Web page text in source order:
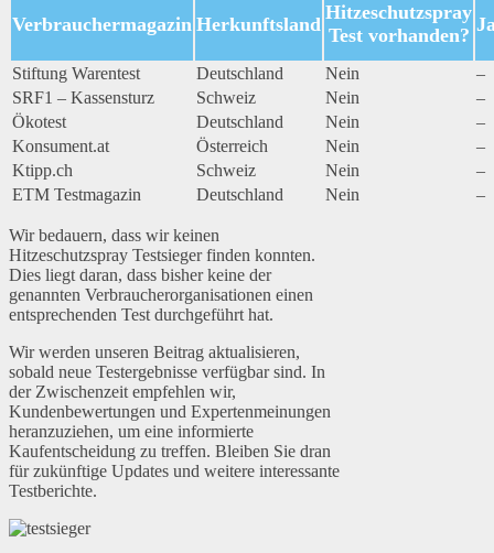
Verbrauchermagazin Herkunftsland
Hitzeschutzspray
Test vorhanden?
Stiftung Warentest Deutschland Nein
–
SRF1 – Kassensturz
Schweiz Nein
–
Ökotest
Deutschland Nein
–
Konsument.at
Österreich Nein
–
Ktipp.ch
Schweiz Nein
–
ETM Testmagazin
Deutschland Nein –
Wir bedauern, dass wir keinen
Hitzeschutzspray Testsieger finden konnten.
Dies liegt daran, dass bisher keine der
genannten Verbraucherorganisationen einen
entsprechenden Test durchgeführt hat.
Wir werden unseren Beitrag aktualisieren,
sobald neue Testergebnisse verfügbar sind. In
der Zwischenzeit empfehlen wir,
Kundenbewertungen und Expertenmeinungen
heranzuziehen, um eine informierte
Kaufentscheidung zu treffen. Bleiben Sie dran
für zukünftige Updates und weitere interessante
Testberichte.